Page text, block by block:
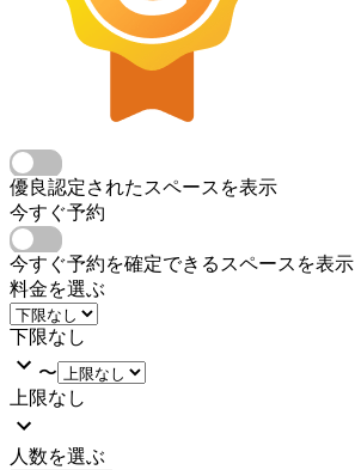
優良認定されたスペースを表示
今すぐ予約
今すぐ予約を確定できるスペースを表示
料金を選ぶ
下限なし
〜
上限なし
人数を選ぶ